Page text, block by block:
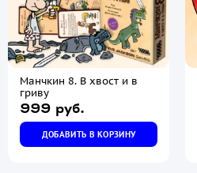
Манчкин 8. В хвост и в
гриву
999 руб.
ДОБАВИТЬ В КОРЗИНУ